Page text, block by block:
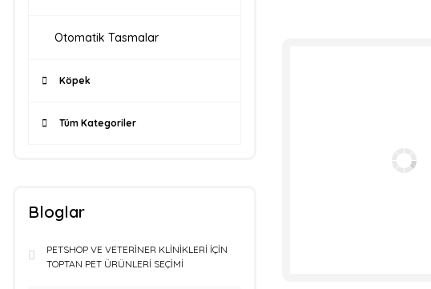
Otomatik Tasmalar
Köpek
Tüm Kategoriler
Bloglar
PETSHOP VE VETERİNER KLİNİKLERİ İÇİN
TOPTAN PET ÜRÜNLERİ SEÇİMİ